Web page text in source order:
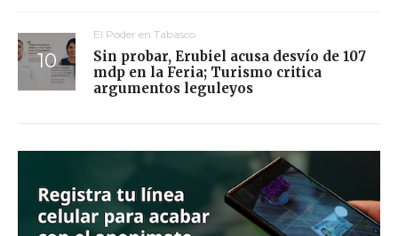
El Poder en Tabasco
Sin probar, Erubiel acusa desvío de 107
mdp en la Feria; Turismo critica
argumentos leguleyos